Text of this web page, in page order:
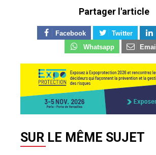
Partager l'article
Facebook Twitter
Whatsapp
Email
SUR LE MÊME SUJET